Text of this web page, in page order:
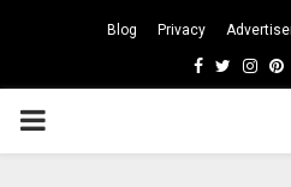
Blog Privacy
Facebook
Twitter
PRIMARY